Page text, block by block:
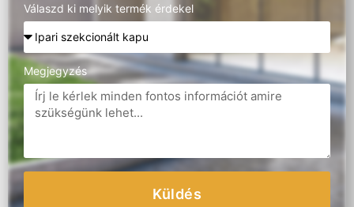
Válaszd ki melyik termék érdekel
Megjegyzés
Küldés